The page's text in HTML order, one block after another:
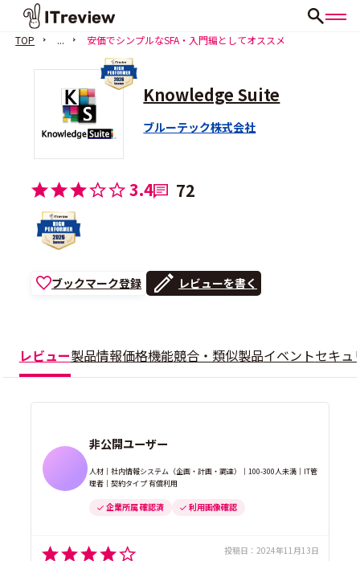
TOP ... 安価でシンプルなSFA・入門編としてオススメ
Knowledge Suite
ブルーテック株式会社
3.4 72
ブックマーク登録 レビューを書く
レビュー製品情報価格機能競合・類似製品イベントセキュ
非公開ユーザー
人材｜社内情報システム（企画・計画・調達）｜100-300人未満｜IT管
理者｜契約タイプ 有償利用
企業所属 確認済 利用画像確認
投稿日： 2024年11月13日